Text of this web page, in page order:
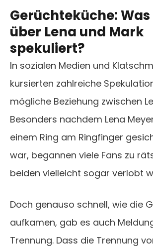
Gerüchteküche:
über Lena und Mark
spekuliert?
In sozialen Medien und
kursierten zahlreiche
mögliche Beziehung zwischen
Besonders nachdem Lena
einem Ring am Ringfinger
war, begannen viele Fans zu
beiden vielleicht sogar verlobt
Doch genauso schnell, wie die
aufkamen, gab es auch
Trennung. Dass die Trennung